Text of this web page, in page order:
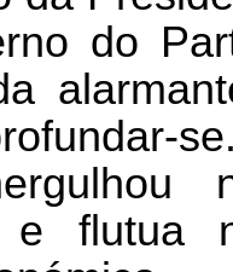
do
e flutua